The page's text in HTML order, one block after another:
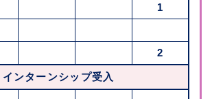
1
2
インターンシップ受入